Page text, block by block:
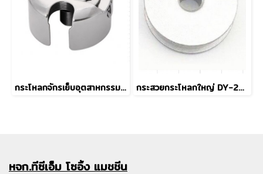
กระโหลกจักรเย็บอุตสาหกรรม BC-DB1 (MGP) กระสวยกระโหลกใหญ่ DY-201 18034 แบบอลูมิเนียม
หจก.ทีซีเอ็ม โซอิ้ง แมชชีน